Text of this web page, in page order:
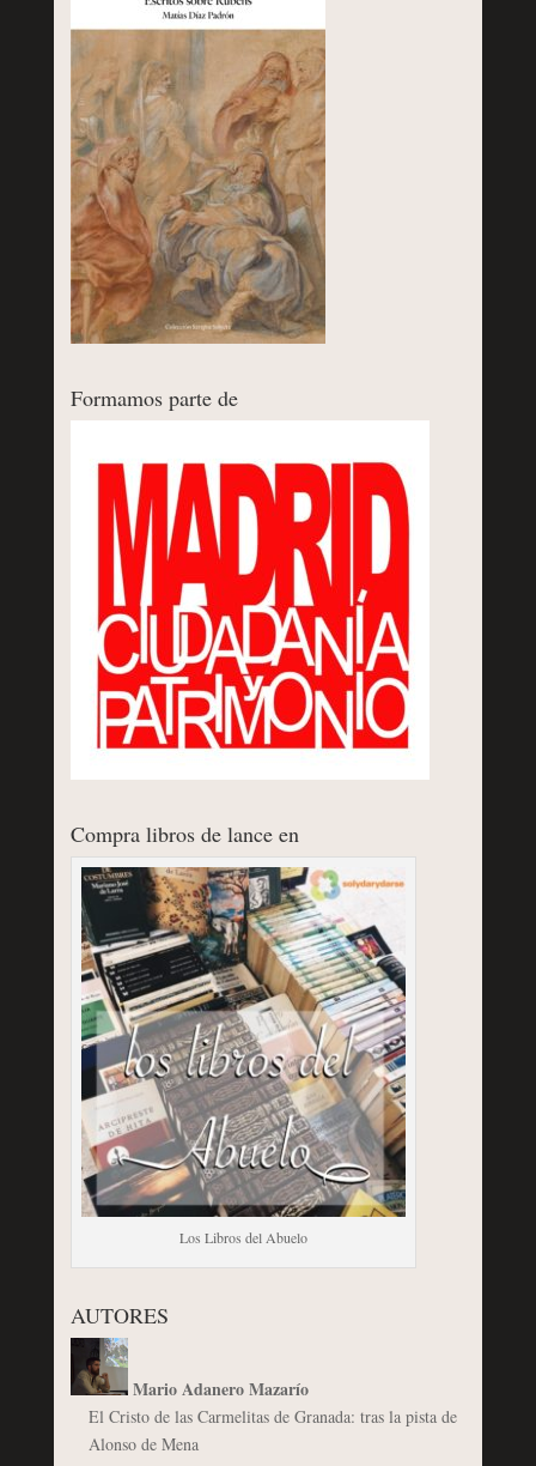
Formamos parte de
Compra libros de lance en
Los Libros del Abuelo
AUTORES
Mario Adanero Mazarío
El Cristo de las Carmelitas de Granada: tras la pista de
Alonso de Mena